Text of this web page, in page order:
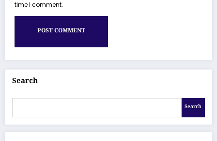
time I comment.
Search
Search